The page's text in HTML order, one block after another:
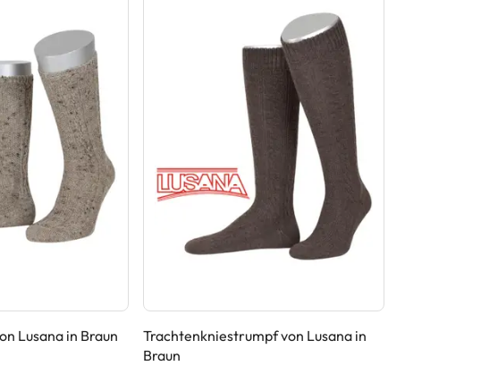
Lusana in Braun
Trachtenkniestrumpf von Lusana in
Braun